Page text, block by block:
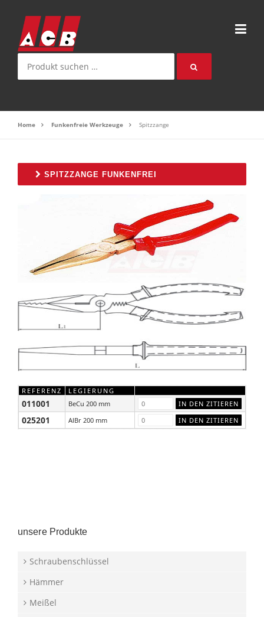
Home Funkenfreie Werkzeuge Spitzzange
SPITZZANGE FUNKENFREI
REFERENZ LEGIERUNG
011001 BeCu 200 mm
025201 AlBr 200 mm
unsere Produkte
Schraubenschlüssel
Hämmer
Meißel